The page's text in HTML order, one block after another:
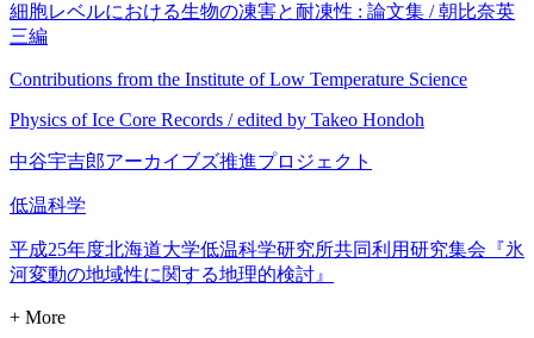
細胞レベルにおける生物の凍害と耐凍性 : 論文集 / 朝比奈英
三編
Contributions from the Institute of Low Temperature Science
Physics of Ice Core Records / edited by Takeo Hondoh
中谷宇吉郎アーカイブズ推進プロジェクト
低温科学
平成25年度北海道大学低温科学研究所共同利用研究集会『氷
河変動の地域性に関する地理的検討』
+ More